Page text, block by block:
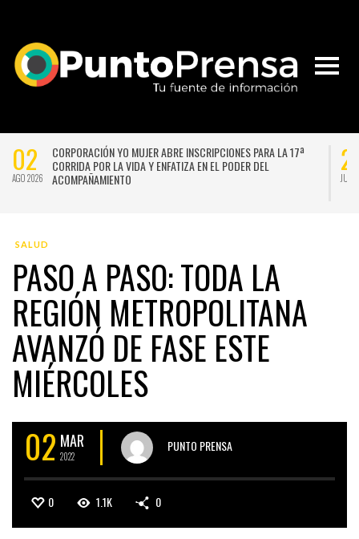
02
AGO 2026
CORPORACIÓN YO MUJER ABRE INSCRIPCIONES PARA LA 17ª
CORRIDA POR LA VIDA Y ENFATIZA EN EL PODER DEL
ACOMPAÑAMIENTO
JUL
SALUD
PASO A PASO: TODA LA
REGIÓN METROPOLITANA
AVANZÓ DE FASE ESTE
MIÉRCOLES
02 MAR
2022
PUNTO PRENSA
0 1.1K 0